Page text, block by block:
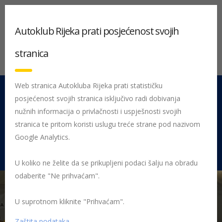
051 212 442 Centrala
Pon - Pet 08:00 - 16:00
Rujevica 9/1, 51000 Rijeka
Početna Posljednje objavljene novosti
Autoklub Rijeka prati posjećenost svojih
stranica
Web stranica Autokluba Rijeka prati statističku
posjećenost svojih stranica isključivo radi dobivanja
nužnih informacija o privlačnosti i uspješnosti svojih
stranica te pritom koristi uslugu treće strane pod nazivom
Google Analytics.
U koliko ne želite da se prikupljeni podaci šalju na obradu
odaberite "Ne prihvaćam".
U suprotnom kliknite "Prihvaćam".